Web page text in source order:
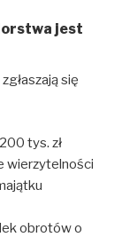
jest
się
tys. zł
wierzytelności
obrotów o